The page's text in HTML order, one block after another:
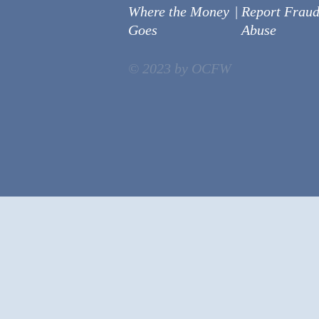
Where the Money
Goes
| Report
Abuse
© 2023 by OCFW